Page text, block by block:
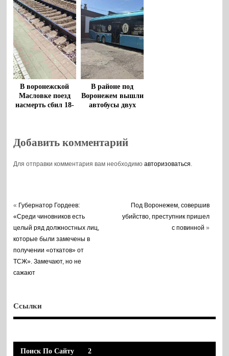
В воронежской
Масловке поезд
насмерть сбил 18-
В районе под
Воронежем вышли
автобусы двух
Добавить комментарий
Для отправки комментария вам необходимоавторизоваться
« Губернатор Гордеев:
«Среди чиновников есть
целый ряд должностных лиц,
которые были замечены в
получении «откатов» от
ТСЖ». Замечают, но не
сажают
Под Воронежем, совершив
убийство, преступник пришел
с повинной »
Ссылки
Поиск По Сайту 2